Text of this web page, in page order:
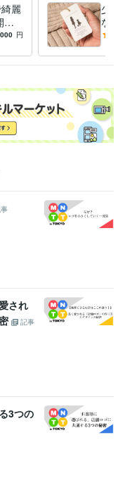
麗
業
要
円
少し
なシ
お店
へ
され
記事
3つの